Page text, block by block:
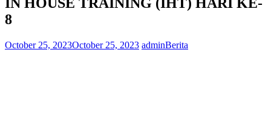
8
October 25, 2023October 25, 2023 adminBerita